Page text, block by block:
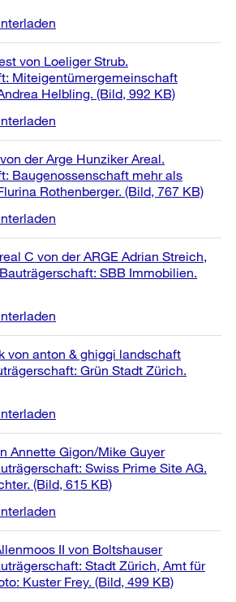
von Loeliger Strub.
Miteigentümergemeinschaft
Helbling. (Bild, 992 KB)
der Arge Hunziker Areal.
Baugenossenschaft mehr als
Rothenberger. (Bild, 767 KB)
C von der ARGE Adrian Streich,
SBB Immobilien.
von anton & ghiggi landschaft
Grün Stadt Zürich.
Annette Gigon/Mike Guyer
Swiss Prime Site AG.
(Bild, 615 KB)
II von Boltshauser
Stadt Zürich, Amt für
Kuster Frey. (Bild, 499 KB)